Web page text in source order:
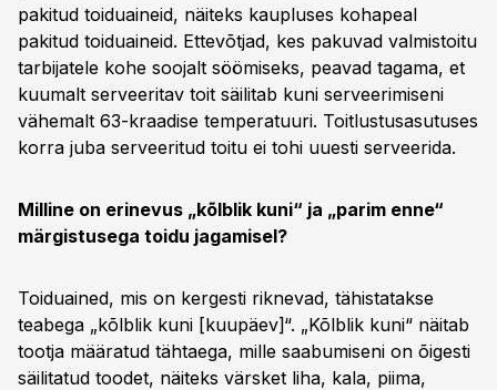
pakitud toiduaineid, näiteks kaupluses kohapeal
pakitud toiduaineid. Ettevõtjad, kes pakuvad valmistoitu
tarbijatele kohe soojalt söömiseks, peavad tagama, et
kuumalt serveeritav toit säilitab kuni serveerimiseni
vähemalt 63-kraadise temperatuuri. Toitlustusasutuses
korra juba serveeritud toitu ei tohi uuesti serveerida.
Milline on erinevus „kõlblik kuni“ ja „parim enne“
märgistusega toidu jagamisel?
Toiduained, mis on kergesti riknevad, tähistatakse
teabega „kõlblik kuni [kuupäev]“. „Kõlblik kuni“ näitab
tootja määratud tähtaega, mille saabumiseni on õigesti
säilitatud toodet, näiteks värsket liha, kala, piima,